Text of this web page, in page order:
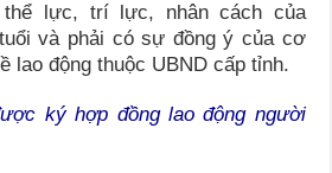
lực, trí lực, nhân cách của
và phải có sự đồng ý của cơ
lao động thuộc UBND cấp tỉnh.
ký hợp đồng lao động người